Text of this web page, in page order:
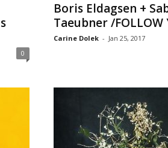
0
Boris Eldagsen +
Taeubner /FOLLOW
Carine Dolek - Jan 25, 2017